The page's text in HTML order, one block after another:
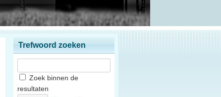
Trefwoord zoeken
Zoek binnen de
resultaten